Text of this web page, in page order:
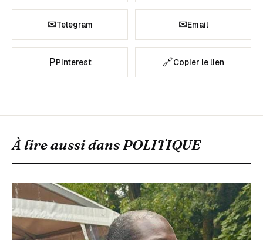
✉Telegram ✉Email
PPinterest 🔗Copier le lien
À lire aussi dans POLITIQUE